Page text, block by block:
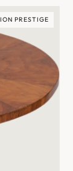
PRESTIGE